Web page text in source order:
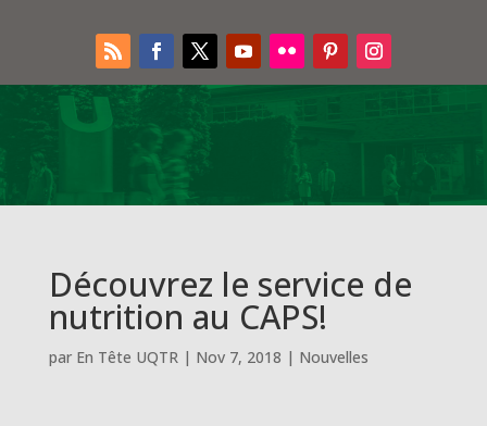
Découvrez le service de
nutrition au CAPS!
par En Tête UQTR| Nov 7, 2018 | Nouvelles